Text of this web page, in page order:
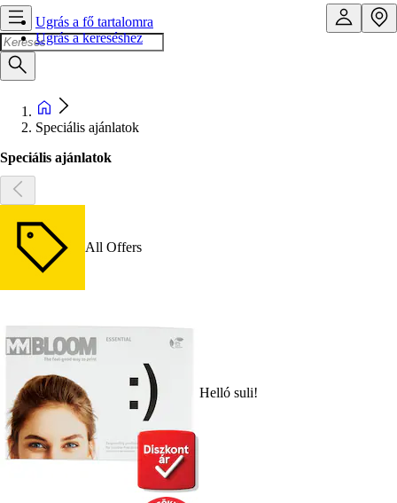
Ugrás a fő tartalomra
Ugrás a kereséshez
Speciális ajánlatok
Speciális ajánlatok
All Offers
Helló suli!